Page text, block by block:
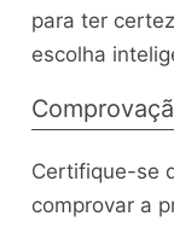
para ter
escolha
Certifique-se
comprovar a